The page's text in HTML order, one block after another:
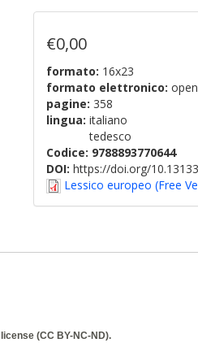
€0,00
formato: 16x23
formato elettronico:
pagine: 358
lingua: italiano
tedesco
Codice: 9788893770644
DOI: https://doi.org/
Lessico europeo (Free
license (CC BY-NC-ND).